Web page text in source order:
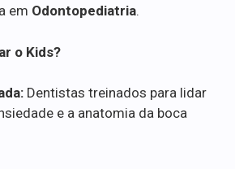
em Odontopediatria.
o Kids?
Dentistas treinados para lidar
e a anatomia da boca